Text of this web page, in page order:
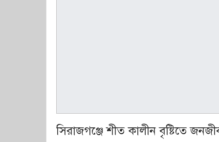
সিরাজগঞ্জে শীত কালীন বৃষ্টিতে